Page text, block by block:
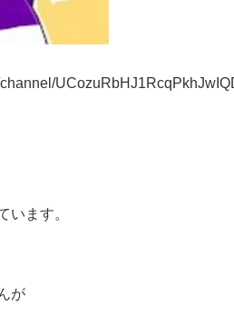
います。
が